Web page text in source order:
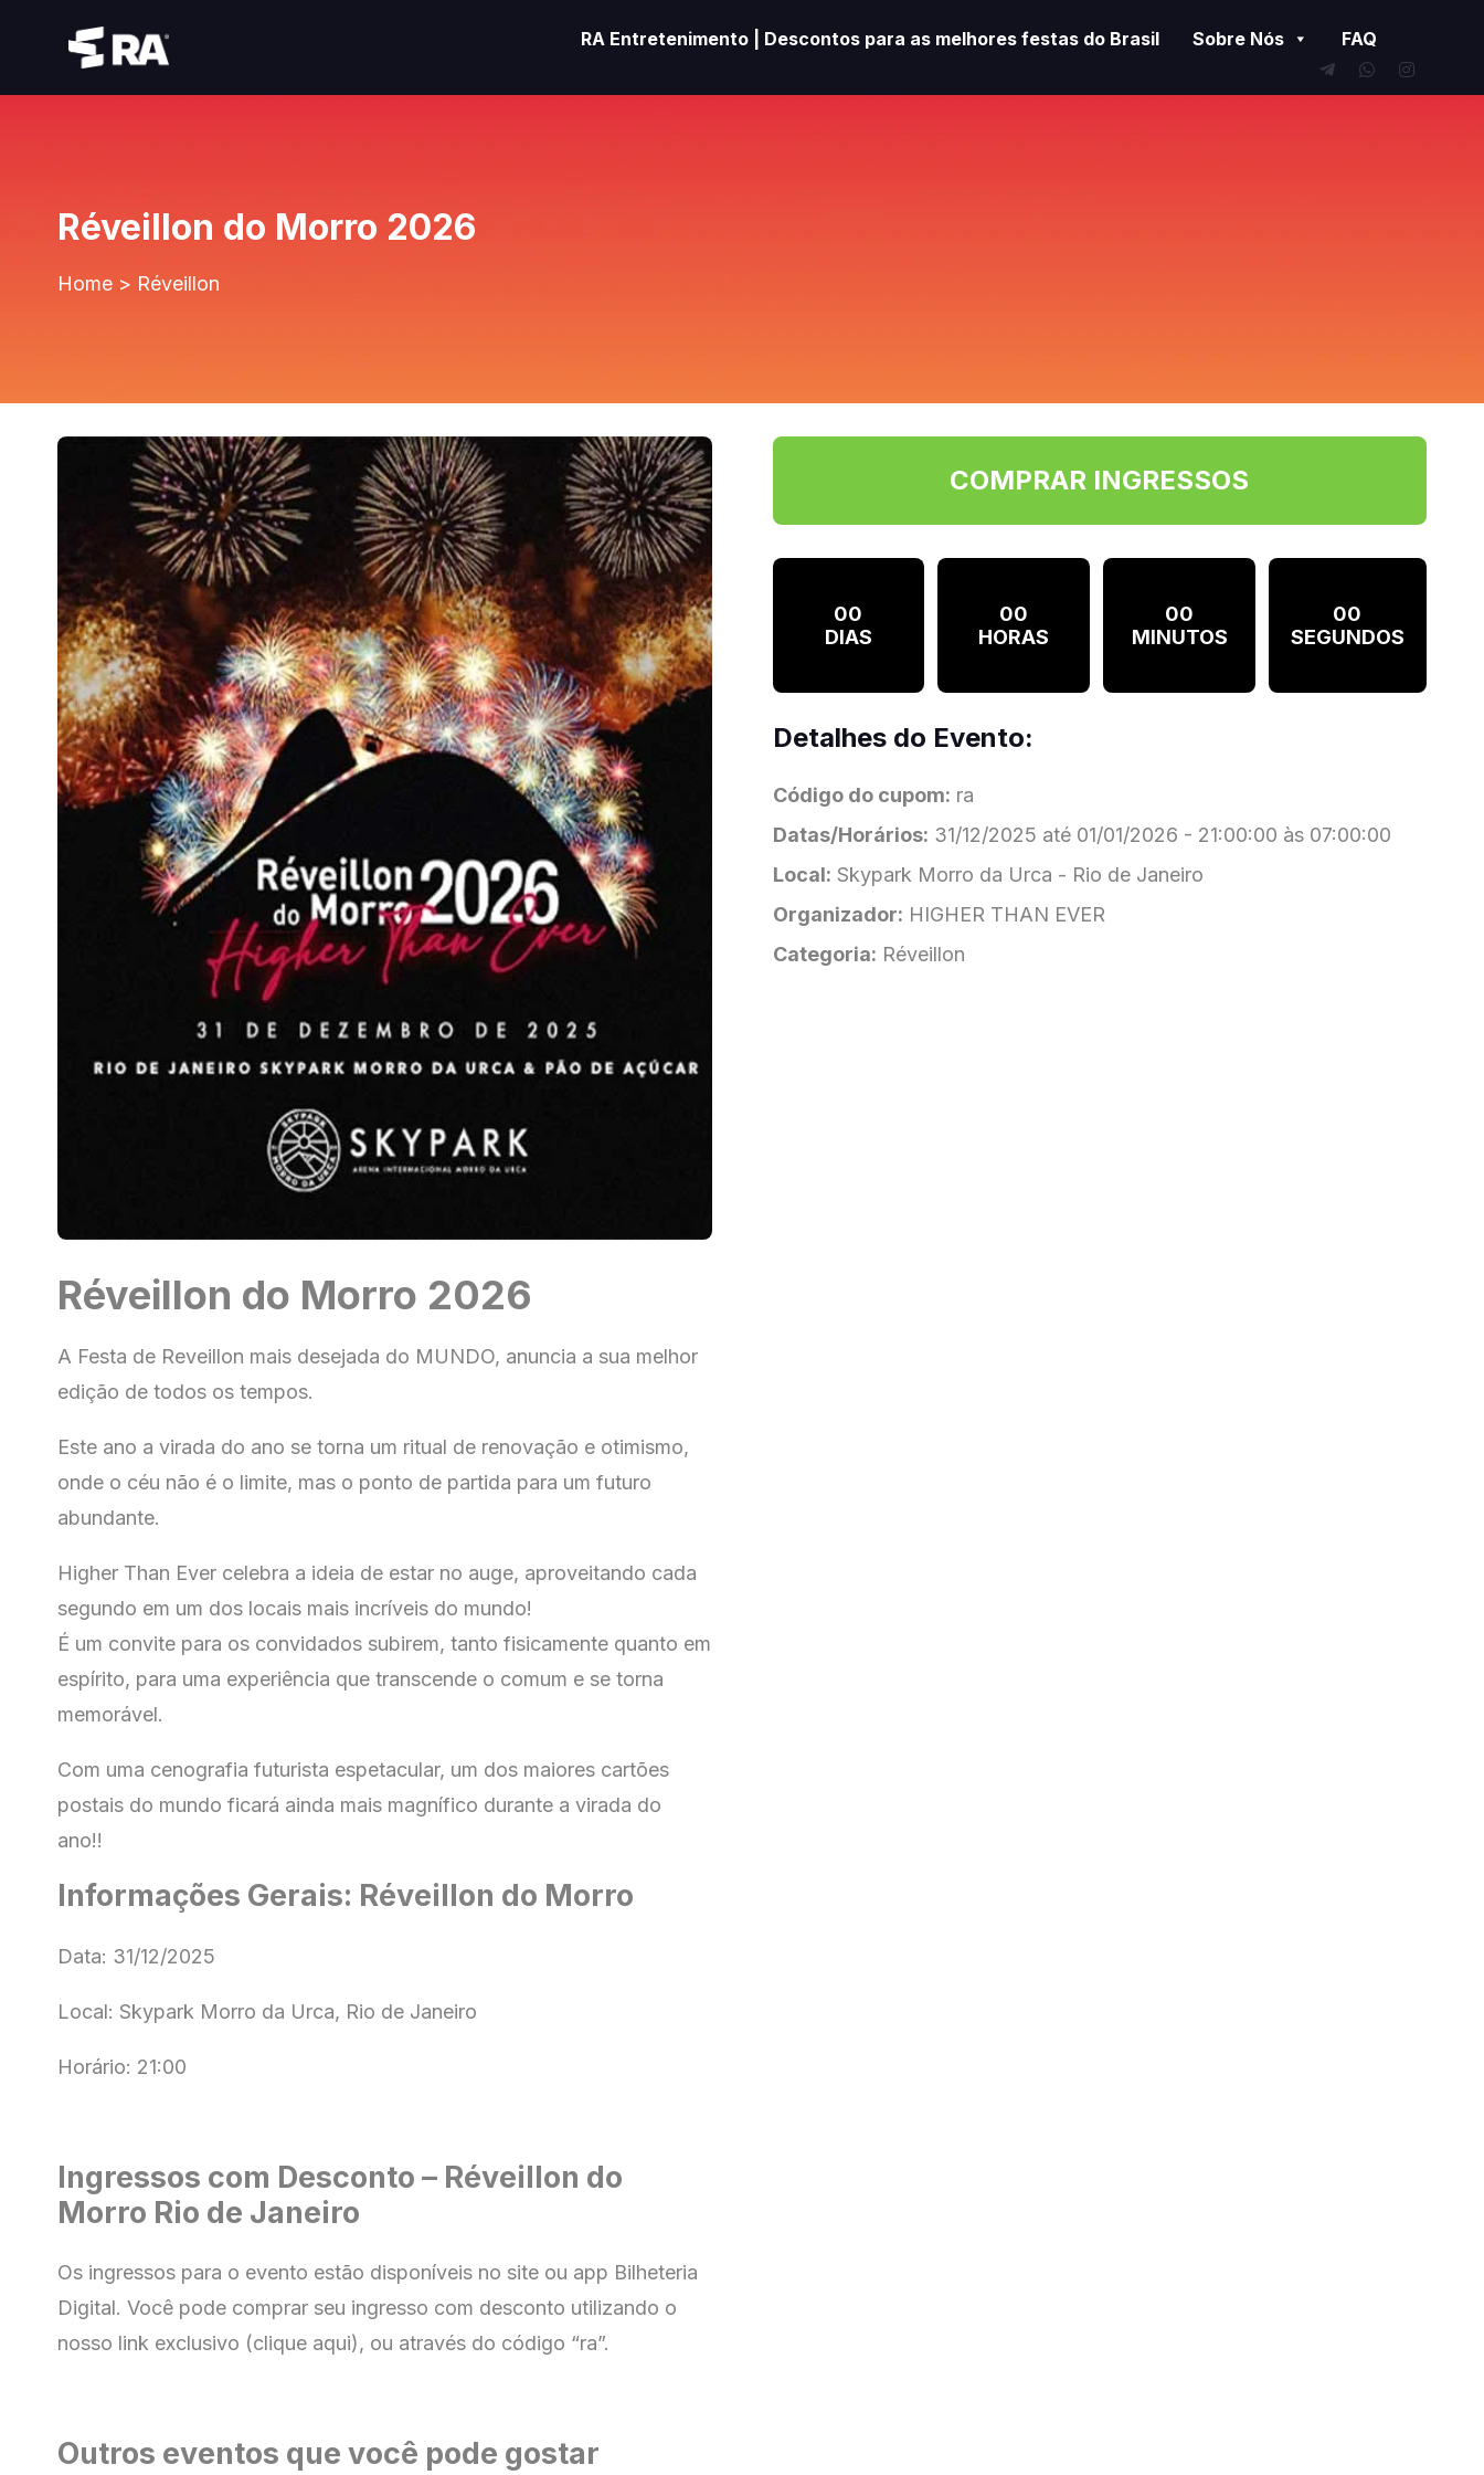
RA Entretenimento | Descontos para as melhores festas do Brasil Sobre Nós FAQ
Réveillon do Morro 2026
Home > Réveillon
Réveillon do Morro 2026
A Festa de Reveillon mais desejada do MUNDO, anuncia a sua melhor
edição de todos os tempos.
Este ano a virada do ano se torna um ritual de renovação e otimismo,
onde o céu não é o limite, mas o ponto de partida para um futuro
abundante.
Higher Than Ever celebra a ideia de estar no auge, aproveitando cada
segundo em um dos locais mais incríveis do mundo!
É um convite para os convidados subirem, tanto fisicamente quanto em
espírito, para uma experiência que transcende o comum e se torna
memorável.
Com uma cenografia futurista espetacular, um dos maiores cartões
postais do mundo ficará ainda mais magnífico durante a virada do
ano!!
Informações Gerais: Réveillon do Morro
Data: 31/12/2025
Local: Skypark Morro da Urca, Rio de Janeiro
Horário: 21:00
Ingressos com Desconto – Réveillon do
Morro Rio de Janeiro
Os ingressos para o evento estão disponíveis no site ou app Bilheteria
Digital. Você pode comprar seu ingresso com desconto utilizando o
nosso link exclusivo (clique aqui), ou através do código “ra”.
Outros eventos que você pode gostar
COMPRAR INGRESSOS
00
DIAS
00
HORAS
00
MINUTOS
00
SEGUNDOS
Detalhes do Evento:
Código do cupom: ra
Datas/Horários: 31/12/2025 até 01/01/2026 - 21:00:00 às 07:00:00
Local: Skypark Morro da Urca - Rio de Janeiro
Organizador: HIGHER THAN EVER
Categoria: Réveillon